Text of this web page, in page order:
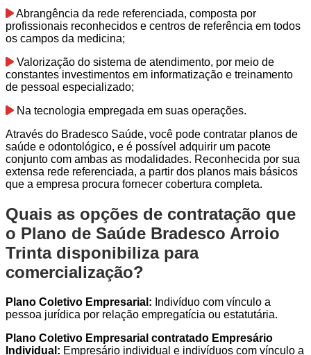
Abrangência da rede referenciada, composta por
profissionais reconhecidos e centros de referência em todos
os campos da medicina;
Valorização do sistema de atendimento, por meio de
constantes investimentos em informatização e treinamento
de pessoal especializado;
Na tecnologia empregada em suas operações.
Através do Bradesco Saúde, você pode contratar planos de
saúde e odontológico, e é possível adquirir um pacote
conjunto com ambas as modalidades. Reconhecida por sua
extensa rede referenciada, a partir dos planos mais básicos
que a empresa procura fornecer cobertura completa.
Quais as opções de contratação que
o Plano de Saúde Bradesco Arroio
Trinta disponibiliza para
comercialização?
Plano Coletivo Empresarial: Indivíduo com vínculo a
pessoa jurídica por relação empregatícia ou estatutária.
Plano Coletivo Empresarial contratado Empresário
Individual: Empresário individual e indivíduos com vínculo a